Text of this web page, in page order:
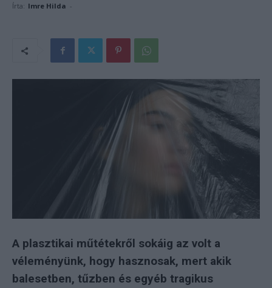
Írta: Imre Hilda -
A plasztikai műtétekről sokáig az volt a
véleményünk, hogy hasznosak, mert akik
balesetben, tűzben és egyéb tragikus